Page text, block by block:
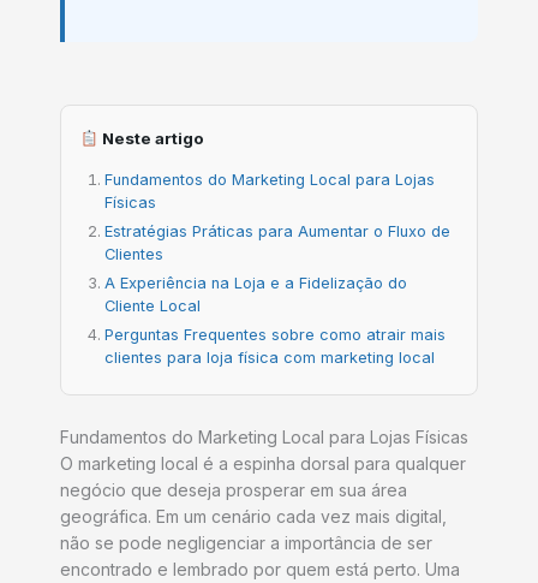
Neste artigo
Fundamentos do Marketing Local para Lojas
Físicas
Estratégias Práticas para Aumentar o Fluxo de
Clientes
A Experiência na Loja e a Fidelização do
Cliente Local
Perguntas Frequentes sobre como atrair mais
clientes para loja física com marketing local
Fundamentos do Marketing Local para Lojas Físicas
O marketing local é a espinha dorsal para qualquer
negócio que deseja prosperar em sua área
geográfica. Em um cenário cada vez mais digital,
não se pode negligenciar a importância de ser
encontrado e lembrado por quem está perto. Uma